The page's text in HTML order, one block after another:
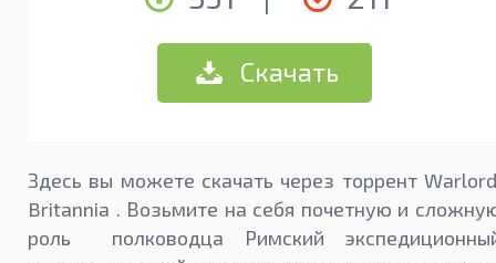
Скачать
Здесь вы можете скачать через торрент
Britannia . Возьмите на себя почетную и
роль полководца Римский